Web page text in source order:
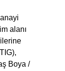
alanı
Boya /